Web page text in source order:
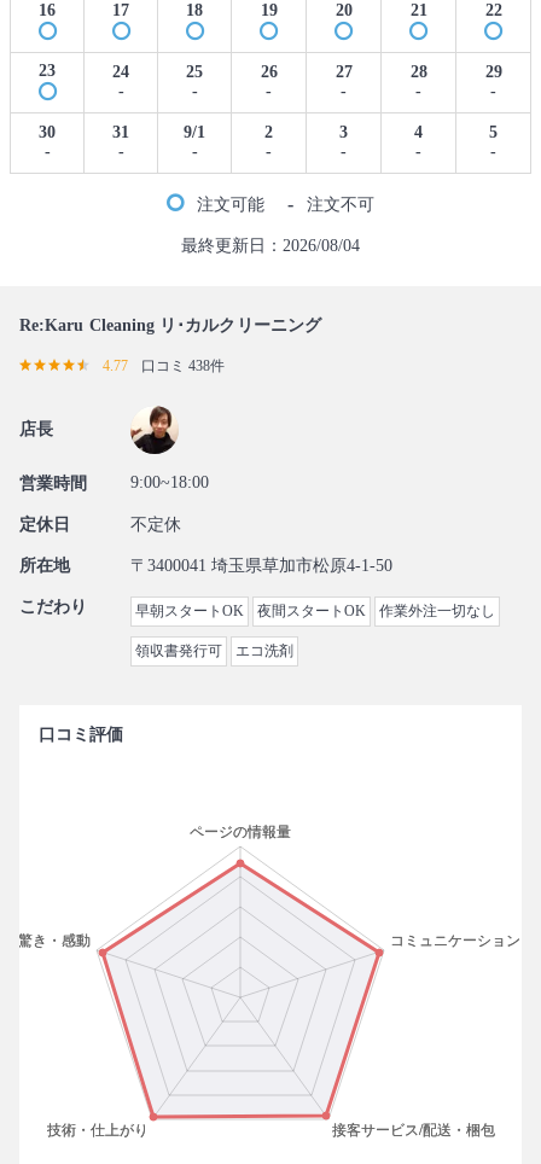
16 17 18 19 20 21 22
23
24
-
25
-
26
-
27
-
28
-
29
-
30
-
31
-
9/1
-
2
-
3
-
4
-
5
-
注文可能 - 注文不可
最終更新日：2026/08/04
Re:Karu Cleaning リ･カルクリーニング
4.77 口コミ 438件
店長
営業時間 9:00~18:00
定休日 不定休
所在地 〒3400041 埼玉県草加市松原4-1-50
こだわり 早朝スタートOK 夜間スタートOK 作業外注一切なし
領収書発行可 エコ洗剤
口コミ評価